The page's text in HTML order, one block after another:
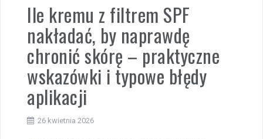
Ile kremu z filtrem SPF
nakładać, by naprawdę
chronić skórę – praktyczne
wskazówki i typowe błędy
aplikacji
26 kwietnia 2026